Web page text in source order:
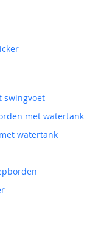
swingvoet
met watertank
watertank